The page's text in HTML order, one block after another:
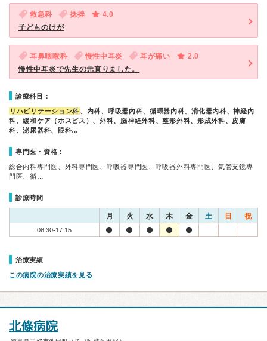
救急科 捻挫
4.0
子どものけが
耳鼻咽喉科 慢性中耳炎 耳が痛い
2.0
慢性中耳炎で先生の元直りました。
診療科目：
リハビリテーション科 、内科、呼吸器内科、循環器内科、消化器内科、神経内
科、緩和ケア（ホスピス）、外科、脳神経外科、整形外科、形成外科、皮膚
科、泌尿器科、眼科…
専門医・資格：
総合内科専門医、外科専門医、呼吸器専門医、呼吸器外科専門医、気管支鏡専
門医、循…
診療時間
月 火 水 木 金 土 日 祝
08:30-17:15
治療実績
この病院の治療実績を見る
北條病院